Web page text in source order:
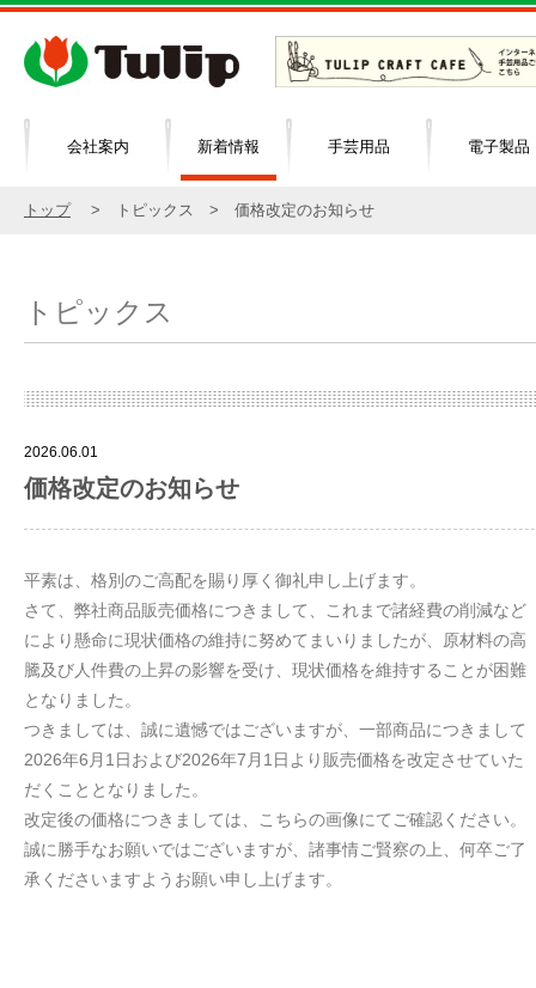
会社案内 新着情報 手芸用品 電子製品
トップ> トピックス > 価格改定のお知らせ
トピックス
2026.06.01
価格改定のお知らせ
平素は、格別のご高配を賜り厚く御礼申し上げます。
さて、弊社商品販売価格につきまして、これまで諸経費の削減など
により懸命に現状価格の維持に努めてまいりましたが、原材料の高
騰及び人件費の上昇の影響を受け、現状価格を維持することが困難
となりました。
つきましては、誠に遺憾ではございますが、一部商品につきまして
2026年6月1日および2026年7月1日より販売価格を改定させていた
だくこととなりました。
改定後の価格につきましては、こちらの画像にてご確認ください。
誠に勝手なお願いではございますが、諸事情ご賢察の上、何卒ご了
承くださいますようお願い申し上げます。